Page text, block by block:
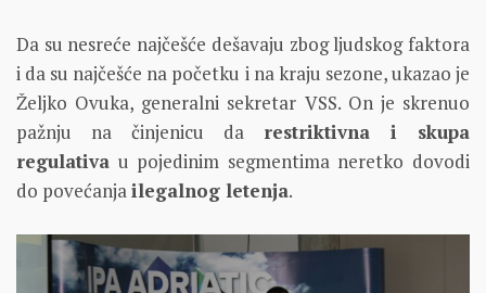
Da su nesreće najčešće dešavaju zbog ljudskog faktora
i da su najčešće na početku i na kraju sezone, ukazao je
Željko Ovuka, generalni sekretar VSS. On je skrenuo
pažnju na činjenicu da restriktivna i skupa
regulativa u pojedinim segmentima neretko dovodi
do povećanjailegalnog letenja.